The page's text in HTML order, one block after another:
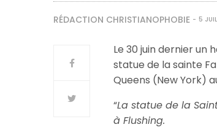
RÉDACTION CHRISTIANOPHOBIE 5
Le 30 juin dernier un
statue de la sainte
Queens (New York)
“La statue de la
à Flushing.